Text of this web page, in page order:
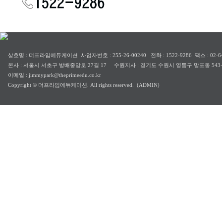
상호명 : 더프라임에듀케이션 사업자번호 : 255-26-00240 전화 : 1522-9286 팩스 : 02-
본사 : 서울시 서초구 방배중앙로 27길 17 수원지사 : 경기도 수원시 영통구 망포동
이메일 : jimmypark@theprimeedu.co.kr
Copyright © 더프라임에듀케이션. All rights reserved. (ADMIN)